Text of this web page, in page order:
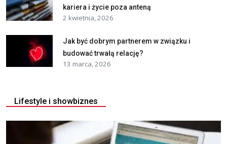
kariera i życie poza anteną
2 kwietnia, 2026
Jak być dobrym partnerem w związku i
budować trwałą relację?
13 marca, 2026
Lifestyle i showbiznes